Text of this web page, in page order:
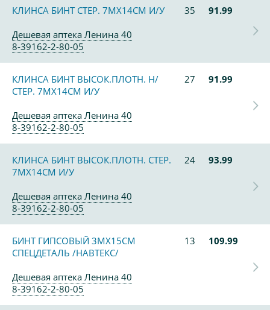
КЛИНСА БИНТ СТЕР. 7МХ14СМ И/У 35
91.99
Дешевая аптека Ленина 40
8-39162-2-80-05
КЛИНСА БИНТ ВЫСОК.ПЛОТН. Н/
СТЕР. 7МХ14СМ И/У
27 91.99
Дешевая аптека Ленина 40
8-39162-2-80-05
КЛИНСА БИНТ ВЫСОК.ПЛОТН. СТЕР.
7МХ14СМ И/У
24 93.99
Дешевая аптека Ленина 40
8-39162-2-80-05
БИНТ ГИПСОВЫЙ 3МХ15СМ
СПЕЦДЕТАЛЬ /НАВТЕКС/
13 109.99
Дешевая аптека Ленина 40
8-39162-2-80-05